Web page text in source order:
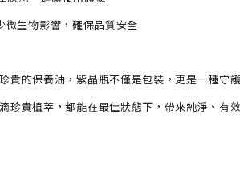
微生物影響，確保品質安全
貴的保養油，紫晶瓶不僅是包裝，更是一種守
珍貴植萃，都能在最佳狀態下，帶來純淨、有